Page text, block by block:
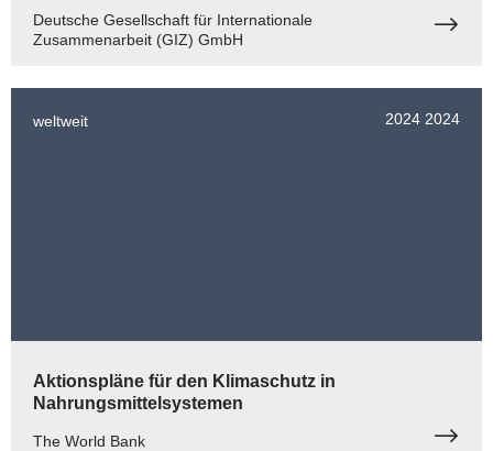
Deutsche Gesellschaft für Internationale
Zusammenarbeit (GIZ) GmbH
weltweit 2024 2024
Aktionspläne für den Klimaschutz in
Nahrungsmittelsystemen
The World Bank